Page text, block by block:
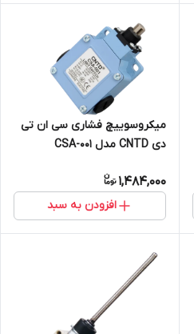
میکروسوییچ فشاری سی ان تی
دی CNTD مدل CSA-001
1,484,000
افزودن به سبد